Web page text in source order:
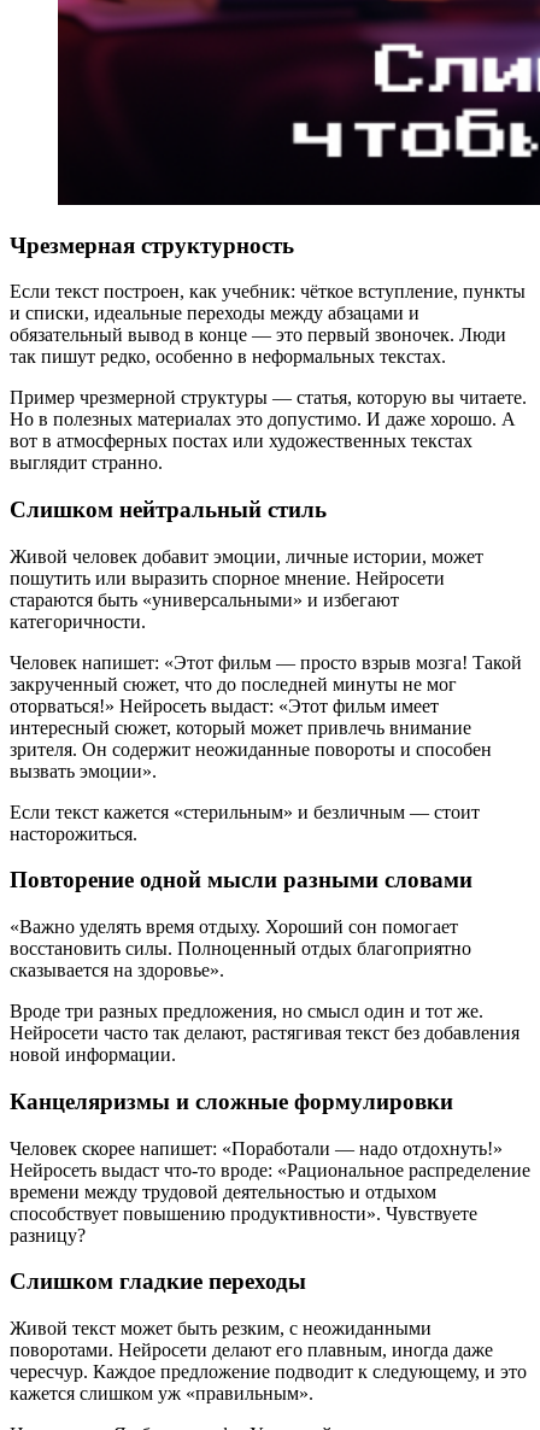
Чрезмерная структурность
Если текст построен, как учебник: чёткое вступление, пункты
и списки, идеальные переходы между абзацами и
обязательный вывод в конце — это первый звоночек. Люди
так пишут редко, особенно в неформальных текстах.
Пример чрезмерной структуры — статья, которую вы читаете.
Но в полезных материалах это допустимо. И даже хорошо. А
вот в атмосферных постах или художественных текстах
выглядит странно.
Слишком нейтральный стиль
Живой человек добавит эмоции, личные истории, может
пошутить или выразить спорное мнение. Нейросети
стараются быть «универсальными» и избегают
категоричности.
Человек напишет: «Этот фильм — просто взрыв мозга! Такой
закрученный сюжет, что до последней минуты не мог
оторваться!» Нейросеть выдаст: «Этот фильм имеет
интересный сюжет, который может привлечь внимание
зрителя. Он содержит неожиданные повороты и способен
вызвать эмоции».
Если текст кажется «стерильным» и безличным — стоит
насторожиться.
Повторение одной мысли разными словами
«Важно уделять время отдыху. Хороший сон помогает
восстановить силы. Полноценный отдых благоприятно
сказывается на здоровье».
Вроде три разных предложения, но смысл один и тот же.
Нейросети часто так делают, растягивая текст без добавления
новой информации.
Канцеляризмы и сложные формулировки
Человек скорее напишет: «Поработали — надо отдохнуть!»
Нейросеть выдаст что-то вроде: «Рациональное распределение
времени между трудовой деятельностью и отдыхом
способствует повышению продуктивности». Чувствуете
разницу?
Слишком гладкие переходы
Живой текст может быть резким, с неожиданными
поворотами. Нейросети делают его плавным, иногда даже
чересчур. Каждое предложение подводит к следующему, и это
кажется слишком уж «правильным».